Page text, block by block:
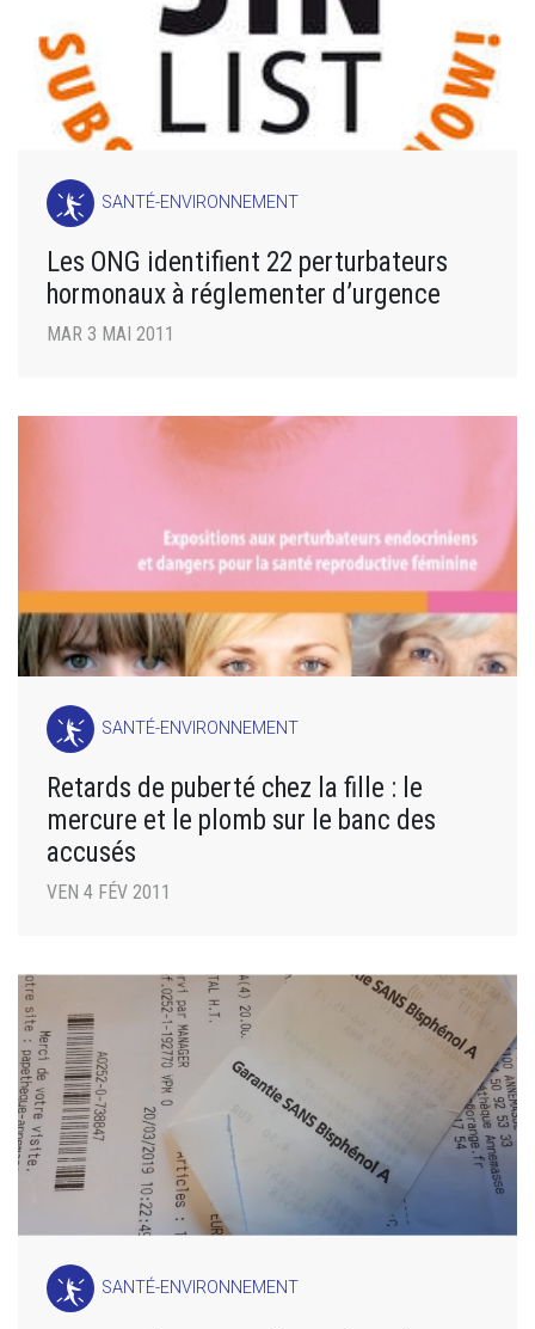
SANTÉ-ENVIRONNEMENT
Les ONG identifient 22 perturbateurs
hormonaux à réglementer d’urgence
MAR 3 MAI 2011
SANTÉ-ENVIRONNEMENT
Retards de puberté chez la fille : le
mercure et le plomb sur le banc des
accusés
VEN 4 FÉV 2011
SANTÉ-ENVIRONNEMENT